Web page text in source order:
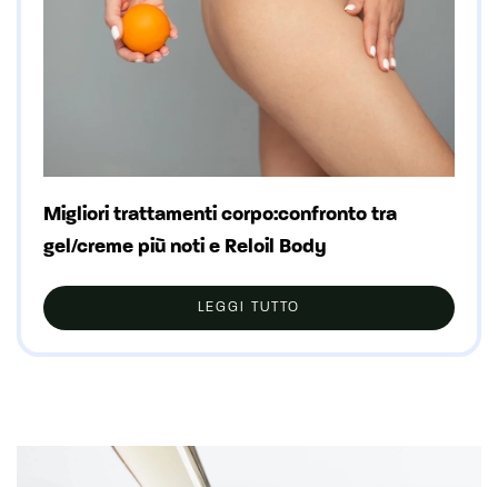
Migliori trattamenti corpo:confronto tra
gel/creme più noti e Reloil Body
LEGGI TUTTO